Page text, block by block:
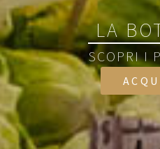
LA
SCOPRI I